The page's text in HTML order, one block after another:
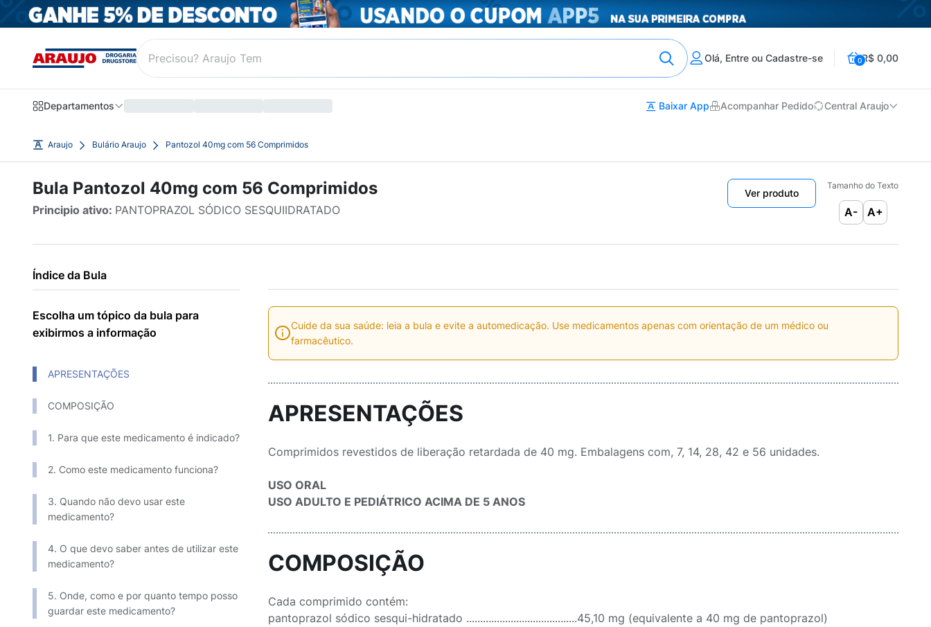
Olá, Entre ou Cadastre-se 0R$ 0,00
Departamentos Baixar App Acompanhar Pedido Central Araujo
Araujo Bulário Araujo Pantozol 40mg com 56 Comprimidos
Bula Pantozol 40mg com 56 Comprimidos
Principio ativo: PANTOPRAZOL SÓDICO SESQUIIDRATADO
Ver produto
Tamanho do Texto
A- A+
Índice da Bula
Escolha um tópico da bula para
exibirmos a informação
APRESENTAÇÕES
COMPOSIÇÃO
1. Para que este medicamento é indicado?
2. Como este medicamento funciona?
3. Quando não devo usar este
medicamento?
4. O que devo saber antes de utilizar este
medicamento?
5. Onde, como e por quanto tempo posso
guardar este medicamento?
Cuide da sua saúde: leia a bula e evite a automedicação. Use medicamentos apenas com orientação de um médico ou
farmacêutico.
APRESENTAÇÕES
Comprimidos revestidos de liberação retardada de 40 mg. Embalagens com, 7, 14, 28, 42 e 56 unidades.
USO ORAL
USO ADULTO E PEDIÁTRICO ACIMA DE 5 ANOS
COMPOSIÇÃO
Cada comprimido contém:
pantoprazol sódico sesqui-hidratado ........................................45,10 mg (equivalente a 40 mg de pantoprazol)